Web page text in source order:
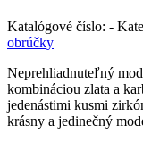
Katalógové číslo: -
obrúčky
Neprehliadnuteľný
kombináciou zlata a
jedenástimi kusmi
krásny a jedinečný